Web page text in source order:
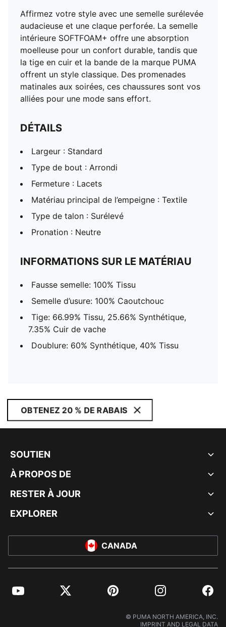
Affirmez votre style avec une semelle surélevée
audacieuse et une claque perforée. La semelle
intérieure SOFTFOAM+ offre une absorption
moelleuse pour un confort durable, tandis que
la tige en cuir et la bande de la marque PUMA
offrent un style classique. Des promenades
matinales aux soirées, ces chaussures sont vos
alliées pour une mode sans effort.
DÉTAILS
Largeur : Standard
Type de bout : Arrondi
Fermeture : Lacets
Matériau principal de l’empeigne : Textile
Type de talon : Surélevé
Pronation : Neutre
INFORMATIONS SUR LE MATÉRIAU
Fausse semelle: 100% Tissu
Semelle d’usure: 100% Caoutchouc
Tige: 66.99% Tissu, 25.66% Synthétique,
7.35% Cuir de vache
Doublure: 60% Synthétique, 40% Tissu
OBTENEZ 20 % DE RABAIS
SOUTIEN
À PROPOS DE
RESTER À JOUR
EXPLORER
CANADA
YouTube Twitter Pinterest Instagram
© PUMA NORTH AMERICA, INC.
IMPRINT AND LEGAL DATA